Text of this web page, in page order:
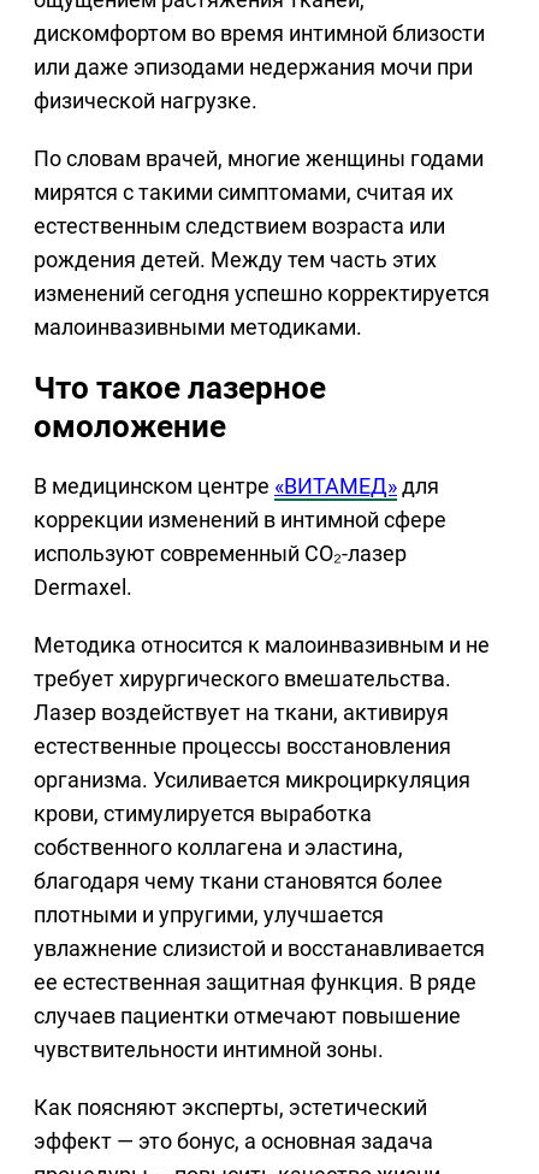
дискомфортом во время интимной близости
или даже эпизодами недержания мочи при
физической нагрузке.
По словам врачей, многие женщины годами
мирятся с такими симптомами, считая их
естественным следствием возраста или
рождения детей. Между тем часть этих
изменений сегодня успешно корректируется
малоинвазивными методиками.
Что такое лазерное
омоложение
В медицинском центре «ВИТАМЕД»для
коррекции изменений в интимной сфере
используют современный CO₂-лазер
Dermaxel.
Методика относится к малоинвазивным и не
требует хирургического вмешательства.
Лазер воздействует на ткани, активируя
естественные процессы восстановления
организма. Усиливается микроциркуляция
крови, стимулируется выработка
собственного коллагена и эластина,
благодаря чему ткани становятся более
плотными и упругими, улучшается
увлажнение слизистой и восстанавливается
ее естественная защитная функция. В ряде
случаев пациентки отмечают повышение
чувствительности интимной зоны.
Как поясняют эксперты, эстетический
эффект — это бонус, а основная задача